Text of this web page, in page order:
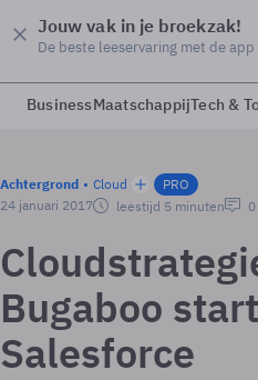
Jouw vak in je broekzak!
De beste leeservaring met de app
BusinessMaatschappijTech &
Achtergrond Cloud
PRO
24 januari 2017
leestijd 5 minuten
Bugaboo
Salesforce